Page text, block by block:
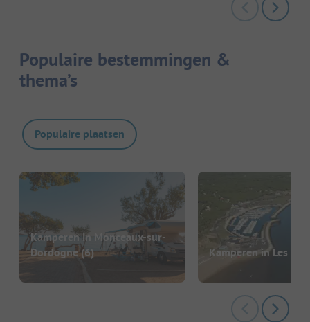
Populaire bestemmingen &
thema’s
Populaire plaatsen
Kamperen in Monceaux-sur-
Dordogne(6) Kamperen in Les